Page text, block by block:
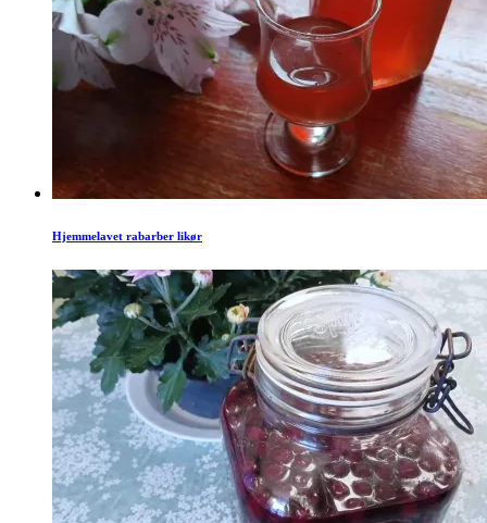
Hjemmelavet rabarber likør